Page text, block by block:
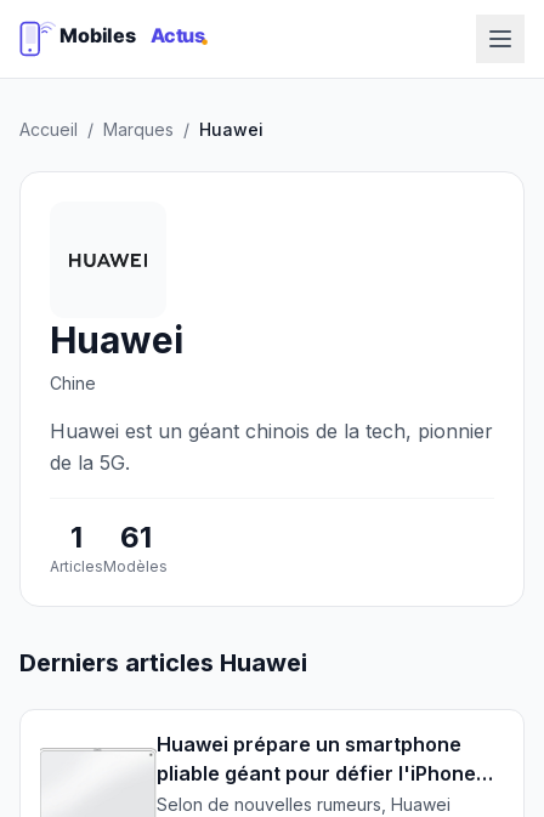
Accueil / Marques / Huawei
Huawei
Chine
Huawei est un géant chinois de la tech, pionnier
de la 5G.
1
Articles
61
Modèles
Derniers articles Huawei
Huawei prépare un smartphone
pliable géant pour défier l'iPhone
Ultra d'Apple
Selon de nouvelles rumeurs, Huawei